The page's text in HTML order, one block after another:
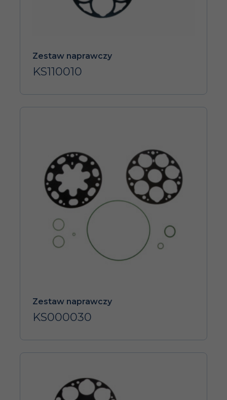
Zestaw naprawczy
KS110010
Zestaw naprawczy
KS000030